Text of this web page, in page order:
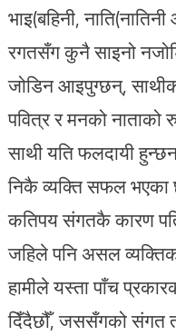
भाइ(बहिनी,
रगतसँग कुनै साइनो
जोडिन आइपुग्छन्,
पवित्र र मनको
साथी यति फलदायी
निकै व्यक्ति सफल भएका
कतिपय संगतकै कारण
जहिले पनि असल
हामीले यस्ता पाँच
दिँदैछौँ, जससँगको संगत